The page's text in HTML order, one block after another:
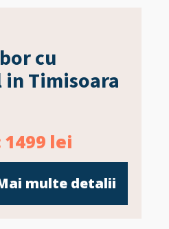
cu
Timisoara
1499 lei
multe detalii